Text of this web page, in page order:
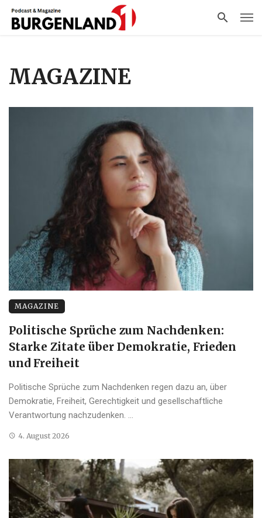
MAGAZINE
MAGAZINE
Politische Sprüche zum Nachdenken:
Starke Zitate über Demokratie, Frieden
und Freiheit
Politische Sprüche zum Nachdenken regen dazu an, über
Demokratie, Freiheit, Gerechtigkeit und gesellschaftliche
Verantwortung nachzudenken. ...
4. August 2026